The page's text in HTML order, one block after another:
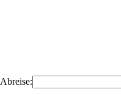
Abreise: